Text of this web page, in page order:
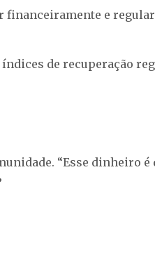
financeiramente e
de recuperação
“Esse dinheiro é